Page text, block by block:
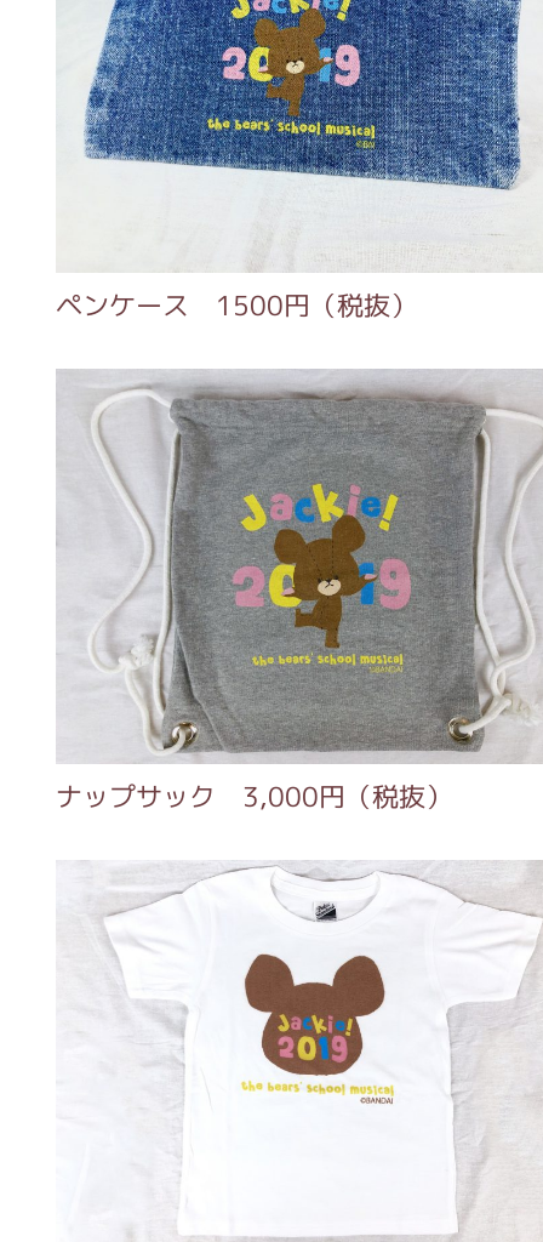
ース 1500円（税抜）
サック 3,000円（税抜）